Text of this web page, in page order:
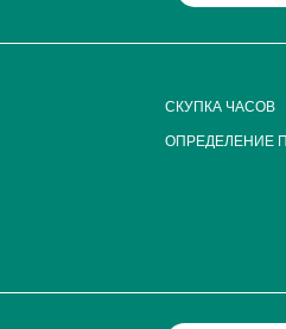
СКУПКА ЧАСОВ
ОПРЕДЕЛЕНИЕ